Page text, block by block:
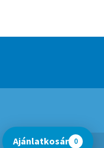
Ajánlatkosár 0